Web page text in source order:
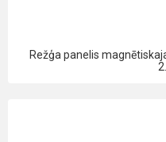
Režģa panelis